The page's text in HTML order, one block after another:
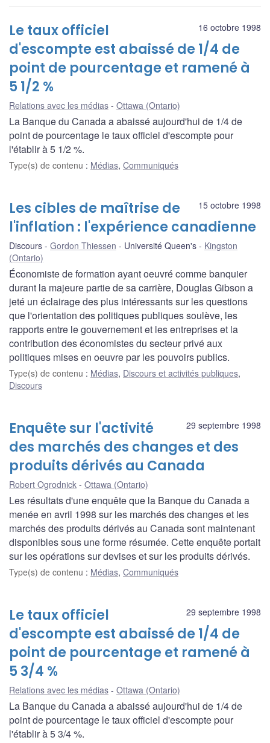
16 octobre 1998
Le taux officiel
d'escompte est abaissé de 1/4 de
point de pourcentage et ramené à
5 1/2 %
Relations avec les médias Ottawa (Ontario)
La Banque du Canada a abaissé aujourd'hui de 1/4 de
point de pourcentage le taux officiel d'escompte pour
l'établir à 5 1/2 %.
Type(s) de contenu : Médias, Communiqués
15 octobre 1998
Les cibles de maîtrise de
l'inflation : l'expérience canadienne
Discours Gordon Thiessen Université Queen's
Kingston
(Ontario)
Économiste de formation ayant oeuvré comme banquier
durant la majeure partie de sa carrière, Douglas Gibson a
jeté un éclairage des plus intéressants sur les questions
que l'orientation des politiques publiques soulève, les
rapports entre le gouvernement et les entreprises et la
contribution des économistes du secteur privé aux
politiques mises en oeuvre par les pouvoirs publics.
Type(s) de contenu : Médias, Discours et activités publiques,
Discours
29 septembre 1998
Enquête sur l'activité
des marchés des changes et des
produits dérivés au Canada
Robert Ogrodnick Ottawa (Ontario)
Les résultats d'une enquête que la Banque du Canada a
menée en avril 1998 sur les marchés des changes et les
marchés des produits dérivés au Canada sont maintenant
disponibles sous une forme résumée. Cette enquête portait
sur les opérations sur devises et sur les produits dérivés.
Type(s) de contenu : Médias, Communiqués
29 septembre 1998
Le taux officiel
d'escompte est abaissé de 1/4 de
point de pourcentage et ramené à
5 3/4 %
Relations avec les médias Ottawa (Ontario)
La Banque du Canada a abaissé aujourd'hui de 1/4 de
point de pourcentage le taux officiel d'escompte pour
l'établir à 5 3/4 %.